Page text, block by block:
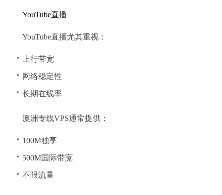
YouTube直播
YouTube直播尤其重视：
上行带宽
网络稳定性
长期在线率
澳洲专线VPS通常提供：
100M独享
500M国际带宽
不限流量